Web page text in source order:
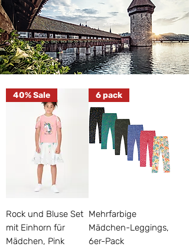
40% Sale
Rock und Bluse Set
mit Einhorn für
Mädchen, Pink
6 pack
Mehrfarbige
Mädchen-Leggings,
6er-Pack